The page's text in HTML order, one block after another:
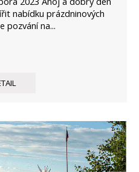
nabídku prázdninových
pozvání na...